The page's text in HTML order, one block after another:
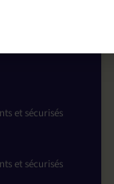
et sécurisés
et sécurisés